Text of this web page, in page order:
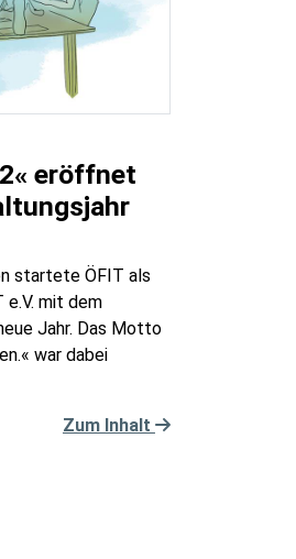
eröffnet
startete ÖFIT als
e.V. mit dem
Jahr. Das Motto
war dabei
Zum Inhalt